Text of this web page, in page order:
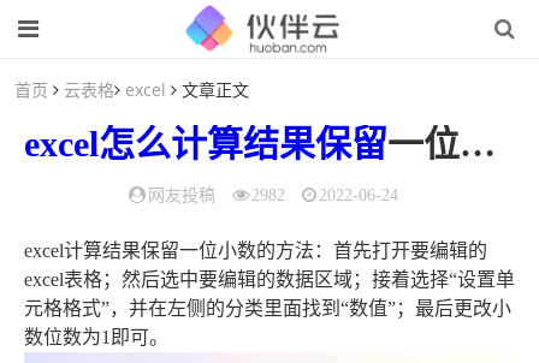
首页 云表格 excel 文章正文
excel怎么计算结果保留一位小数（excel表格计算结果保留一位小数）
网友投稿 2982 2022-06-24
excel计算结果保留一位小数的方法：首先打开要编辑的
excel表格；然后选中要编辑的数据区域；接着选择“设置单
元格格式”，并在左侧的分类里面找到“数值”；最后更改小
数位数为1即可。